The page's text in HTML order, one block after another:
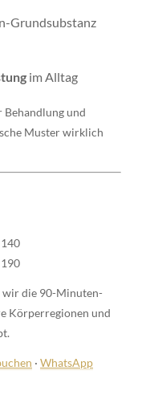
Grundsubstanz
im Alltag
und
Muster wirklich
wir die 90-Minuten-
Körperregionen und
· WhatsApp